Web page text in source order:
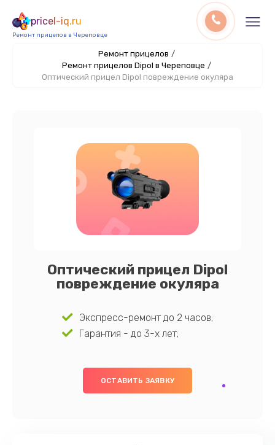
pricel-iq.ru
Ремонт прицелов в Череповце
Ремонт прицелов /
Ремонт прицелов Dipol в Череповце /
Оптический прицел Dipol повреждение окуляра
Оптический прицел Dipol
повреждение окуляра
Экспресс-ремонт до 2 часов;
Гарантия - до 3-х лет;
ОСТАВИТЬ ЗАЯВКУ